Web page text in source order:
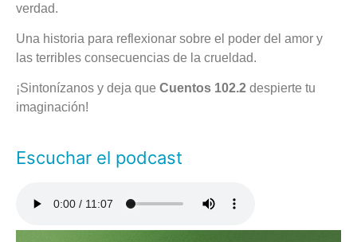
verdad.
Una historia para reflexionar sobre el poder del amor y
las terribles consecuencias de la crueldad.
¡Sintonízanos y deja que Cuentos 102.2 despierte tu
imaginación!
Escuchar el podcast